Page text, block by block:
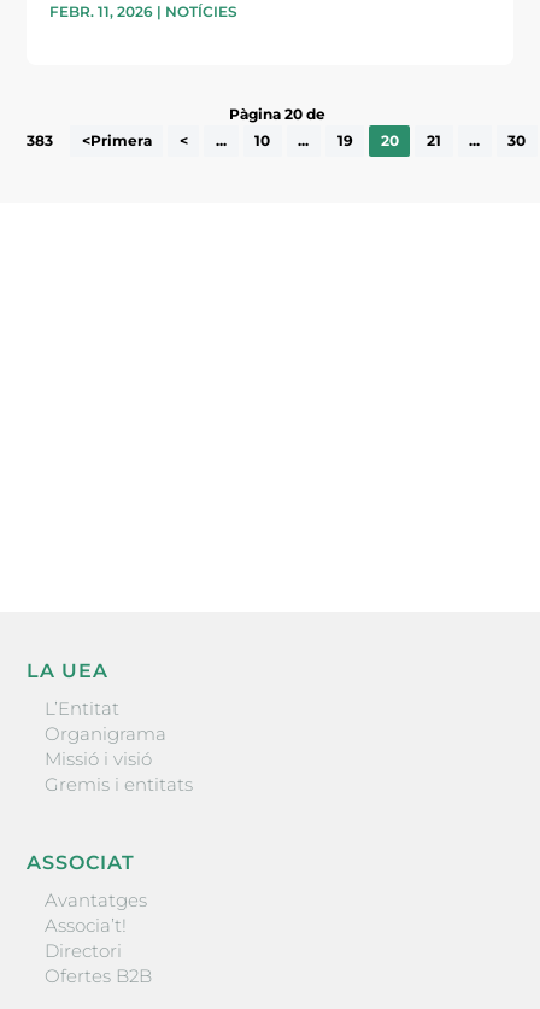
FEBR. 11, 2026 | NOTÍCIES
Pàgina 20 de
383
<Primera < ... 10 ... 19 20 21 ... 30
LA UEA
L’Entitat
Organigrama
Missió i visió
Gremis i entitats
ASSOCIAT
Avantatges
Associa’t!
Directori
Ofertes B2B